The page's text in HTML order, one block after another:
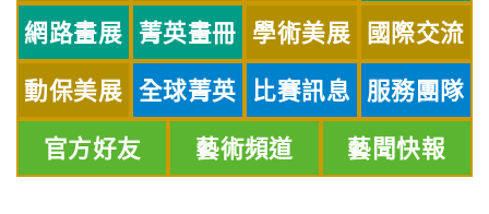
網路畫展 菁英畫冊 學術美展 國際交流
動保美展 全球菁英 比賽訊息 服務團隊
官方好友 藝術頻道 藝聞快報